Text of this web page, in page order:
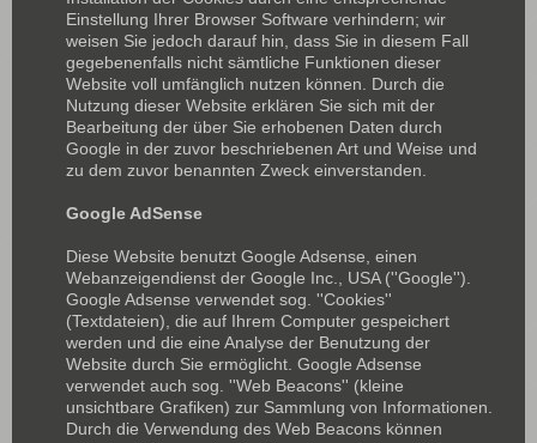
Einstellung Ihrer Browser Software verhindern; wir
weisen Sie jedoch darauf hin, dass Sie in diesem Fall
gegebenenfalls nicht sämtliche Funktionen dieser
Website voll umfänglich nutzen können. Durch die
Nutzung dieser Website erklären Sie sich mit der
Bearbeitung der über Sie erhobenen Daten durch
Google in der zuvor beschriebenen Art und Weise und
zu dem zuvor benannten Zweck einverstanden.
Google AdSense
Diese Website benutzt Google Adsense, einen
Webanzeigendienst der Google Inc., USA (''Google'').
Google Adsense verwendet sog. ''Cookies''
(Textdateien), die auf Ihrem Computer gespeichert
werden und die eine Analyse der Benutzung der
Website durch Sie ermöglicht. Google Adsense
verwendet auch sog. ''Web Beacons'' (kleine
unsichtbare Grafiken) zur Sammlung von Informationen.
Durch die Verwendung des Web Beacons können